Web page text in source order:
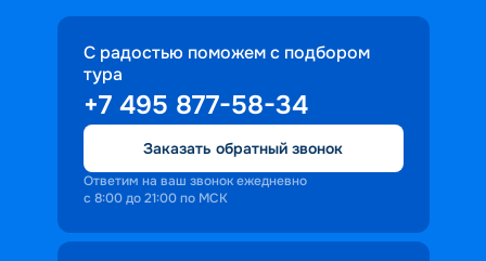
С радостью поможем с подбором
тура
+7 495 877-58-34
Заказать обратный звонок
Ответим на ваш звонок ежедневно
с 8:00 до 21:00 по МСК